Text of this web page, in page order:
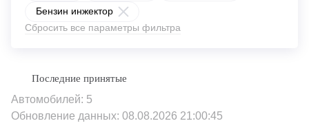
Бензин инжектор
Сбросить все параметры фильтра
Автомобилей: 5
Обновление данных: 08.08.2026 21:00:45